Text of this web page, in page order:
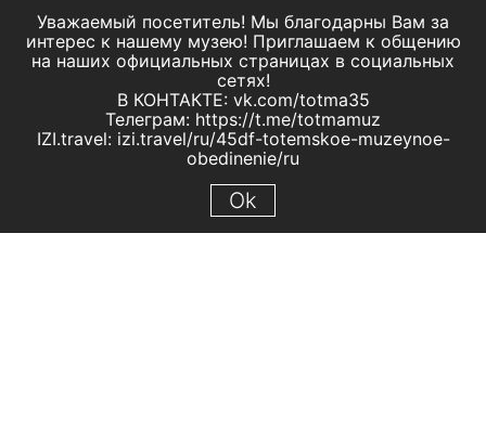
Уважаемый посетитель! Мы благодарны Вам за
интерес к нашему музею! Приглашаем к общению
на наших официальных страницах в социальных
сетях!
В КОНТАКТЕ: vk.com/totma35
Телеграм: https://t.me/totmamuz
IZI.travel: izi.travel/ru/45df-totemskoe-muzeynoe-
obedinenie/ru
Ok